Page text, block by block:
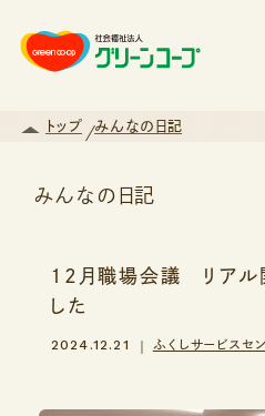
トップ みんなの日記
みんなの日記
事業所名で探す
12月職場会議 リアル
した
2024.12.21 ふくしサービスセ